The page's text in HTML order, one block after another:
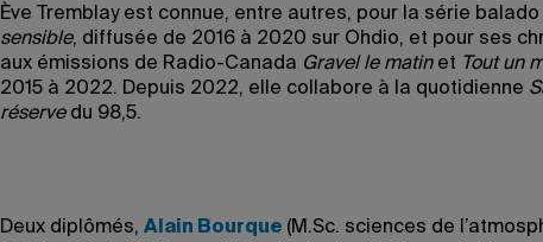
Ève Tremblay est connue, entre autres, pour la série balado
sensible, diffusée de 2016 à 2020 sur Ohdio, et pour ses
aux émissions de Radio-Canada Gravel le matinet Tout un
2015 à 2022. Depuis 2022, elle collabore à la quotidienne
réservedu 98,5.
Deux diplômés, Alain Bourque (M.Sc. sciences de